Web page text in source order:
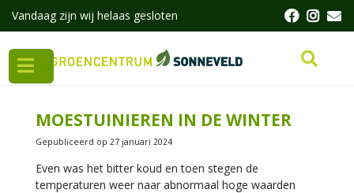
Vandaag zijn wij helaas gesloten
MOESTUINIEREN IN DE WINTER
Gepubliceerd op 27 januari 2024
Even was het bitter koud en toen stegen de
temperaturen weer naar abnormaal hoge waarden